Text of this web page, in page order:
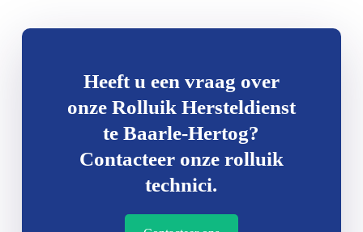
Heeft u een vraag over
onze Rolluik Hersteldienst
te Baarle-Hertog?
Contacteer onze rolluik
technici.